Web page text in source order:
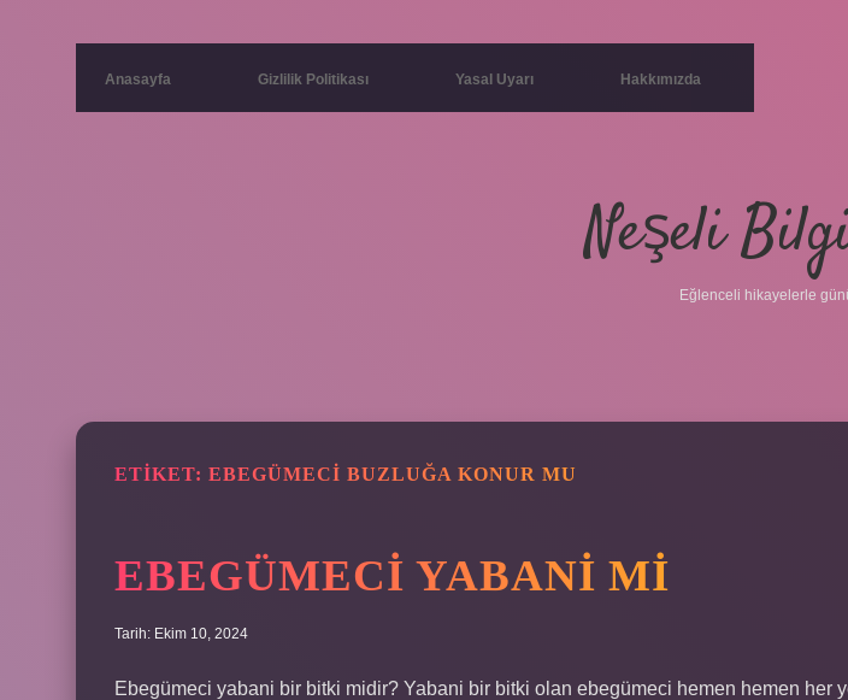
Anasayfa Gizlilik Politikası Yasal Uyarı Hakkımızda
Neşeli
Eğlenceli hikayelerle
ETIKET: EBEGÜMECI BUZLUĞA KONUR MU
EBEGÜMECI YABANI MI
Tarih: Ekim 10, 2024
Ebegümeci yabani bir bitki midir? Yabani bir bitki olan ebegümeci hemen hemen her